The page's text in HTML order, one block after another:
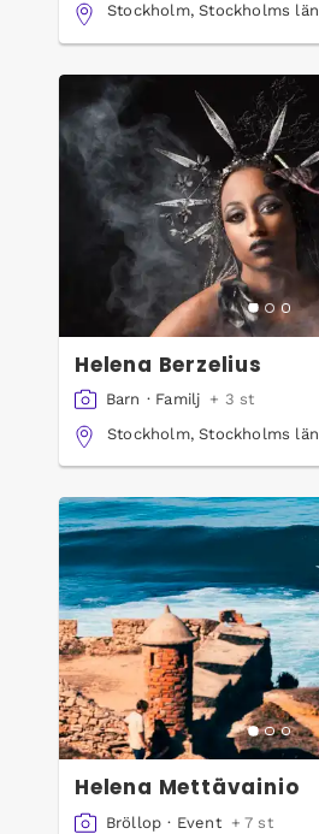
Stockholm, Stockholms län
Helena Berzelius
Barn · Familj + 3 st
Stockholm, Stockholms län
Helena Mettävainio
Bröllop · Event
+ 7 st